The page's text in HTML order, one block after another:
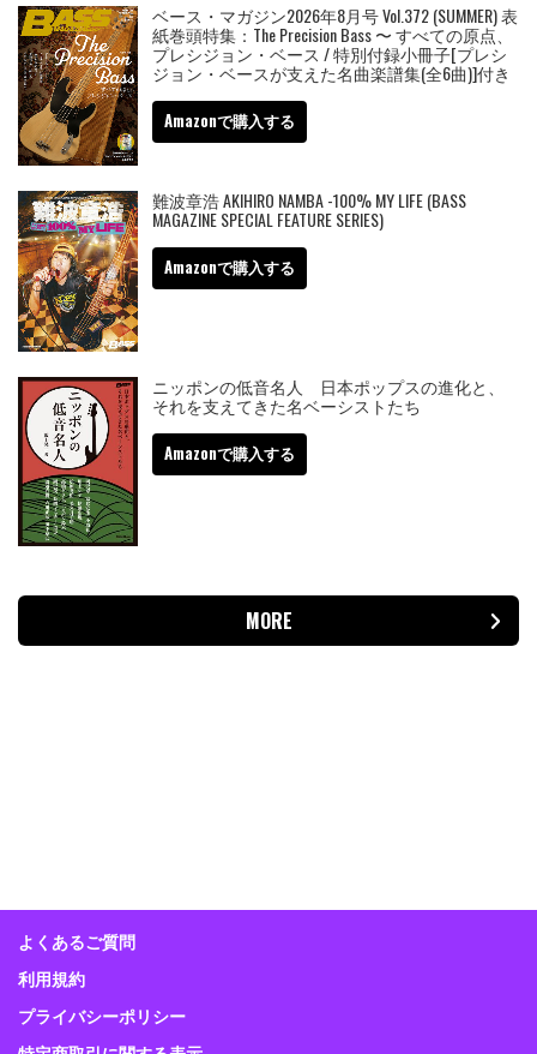
ベース・マガジン2026年8月号 Vol.372 (SUMMER) 表
紙巻頭特集：The Precision Bass 〜 すべての原点、
プレシジョン・ベース / 特別付録小冊子[プレシ
ジョン・ベースが支えた名曲楽譜集(全6曲)]付き
Amazonで購入する
難波章浩 AKIHIRO NAMBA -100% MY LIFE (BASS
MAGAZINE SPECIAL FEATURE SERIES)
Amazonで購入する
ニッポンの低音名人 日本ポップスの進化と、
それを支えてきた名ベーシストたち
Amazonで購入する
MORE
よくあるご質問
利用規約
プライバシーポリシー